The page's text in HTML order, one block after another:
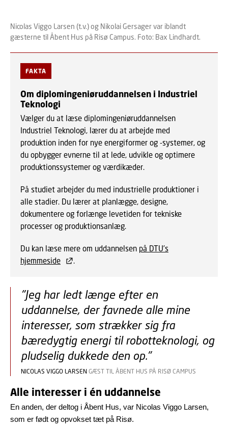
Nicolas Viggo Larsen (t.v.) og Nikolai Gersager var iblandt
gæsterne til Åbent Hus på Risø Campus. Foto: Bax Lindhardt.
FAKTA
Om diplomingeniøruddannelsen i Industriel
Teknologi
Vælger du at læse diplomingeniøruddannelsen
Industriel Teknologi, lærer du at arbejde med
produktion inden for nye energiformer og -systemer, og
du opbygger evnerne til at lede, udvikle og optimere
produktionssystemer og værdikæder.
På studiet arbejder du med industrielle produktioner i
alle stadier. Du lærer at planlægge, designe,
dokumentere og forlænge levetiden for tekniske
processer og produktionsanlæg.
Du kan læse mere om uddannelsen på DTU's
hjemmeside
.
"Jeg har ledt længe efter en
uddannelse, der favnede alle mine
interesser, som strækker sig fra
bæredygtig energi til robotteknologi, og
pludselig dukkede den op."
NICOLAS VIGGO LARSEN GÆST TIL ÅBENT HUS PÅ RISØ CAMPUS
Alle interesser i én uddannelse
En anden, der deltog i Åbent Hus, var Nicolas Viggo Larsen,
som er født og opvokset tæt på Risø.